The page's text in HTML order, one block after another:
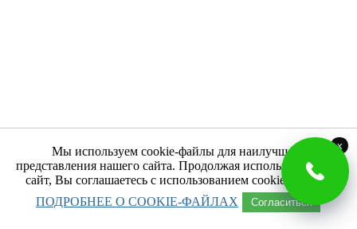
Мы используем cookie-файлы для наилучшего
представления нашего сайта. Продолжая использовать наш
сайт, Вы соглашаетесь с использованием cookie-файлов.
ПОДРОБНЕЕ О COOKIE-ФАЙЛАХ
Согласиться
x